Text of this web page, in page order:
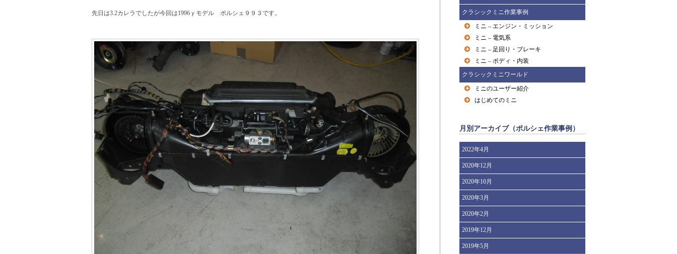
先日は3.2カレラでしたが今回は1996ｙモデル ポルシェ９９３です。
クラシックミニ作業事例
ミニ – エンジン・ミッション
ミニ – 電気系
ミニ – 足回り・ブレーキ
ミニ – ボディ・内装
クラシックミニワールド
ミニのユーザー紹介
はじめてのミニ
月別アーカイブ（ポルシェ作業事例）
2022年4月
2020年12月
2020年10月
2020年3月
2020年2月
2019年12月
2019年5月